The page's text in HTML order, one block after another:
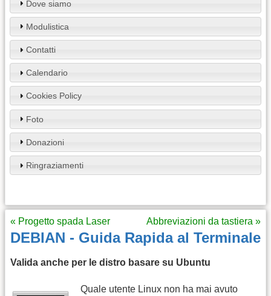
Dove siamo
Modulistica
Contatti
Calendario
Cookies Policy
Foto
Donazioni
Ringraziamenti
« Progetto spada Laser Abbreviazioni da tastiera »
DEBIAN - Guida Rapida al Terminale
Valida anche per le distro basare su Ubuntu
Quale utente Linux non ha mai avuto